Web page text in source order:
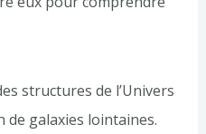
structures de l’Univers
de galaxies lointaines.